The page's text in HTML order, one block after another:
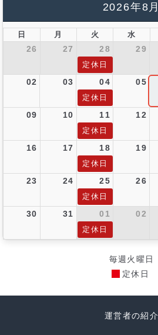
2026年8月
日 月 火 水
26 27 28 29
定休日
02 03 04 05
定休日
09 10 11 12
定休日
16 17 18 19
定休日
23 24 25 26
定休日
30 31 01 02
定休日
毎週火曜日
定休日
運営者の紹介